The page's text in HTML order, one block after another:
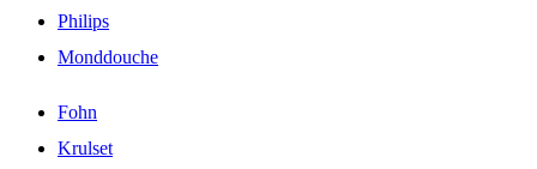
Philips
Monddouche
Fohn
Krulset